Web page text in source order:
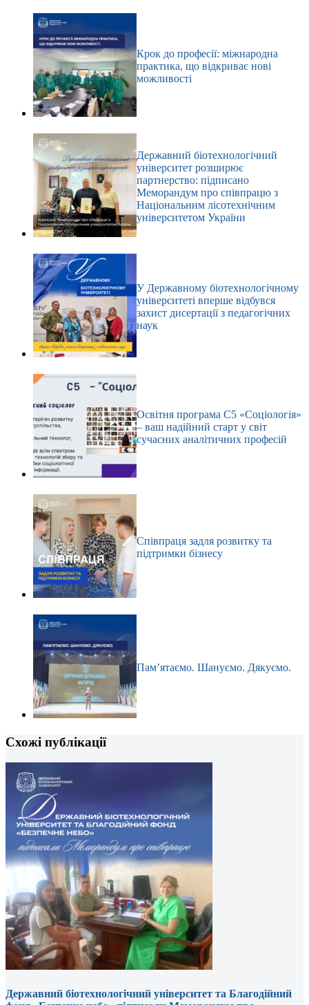
Крок до професії: міжнародна
практика, що відкриває нові
можливості
Державний біотехнологічний
університет розширює
партнерство: підписано
Меморандум про співпрацю з
Національним лісотехнічним
університетом України
У Державному біотехнологічному
університеті вперше відбувся
захист дисертації з педагогічних
наук
Освітня програма С5 «Соціологія»
– ваш надійний старт у світ
сучасних аналітичних професій
Співпраця задля розвитку та
підтримки бізнесу
Пам’ятаємо. Шануємо. Дякуємо.
Схожі публікації
Державний біотехнологічний університет та Благодійний